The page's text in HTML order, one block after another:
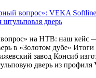
вопрос»: VEKA Softline
дверь
на НТВ: наш кейс
в «Золотом дубе» Итоги
завод Консиб
дверь из профиля